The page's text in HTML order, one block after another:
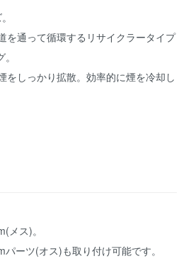
を通って循環するリサイクラータイプ
をしっかり拡散。効率的に煙を冷却し
メス)。
ーツ(オス)も取り付け可能です。